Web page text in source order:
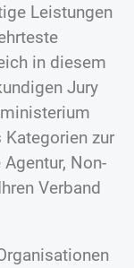
Leistungen
in diesem
Jury
zur
Non-
Verband